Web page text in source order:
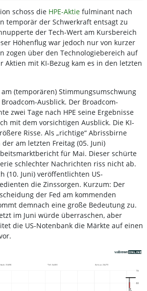
schoss die HPE-Aktie fulminant nach
temporär der Schwerkraft entsagt zu
der Tech-Wert am Kursbereich
Höhenflug war jedoch nur von kurzer
zogen über den Technologiebereich auf
Aktien mit KI-Bezug kam es in den letzten
(temporären) Stimmungsumschwung
Ausblick. Der Broadcom-
zwei Tage nach HPE seine Ergebnisse
mit dem vorsichtigen Ausblick. Die KI-
Risse. Als „richtige“ Abrissbirne
am letzten Freitag (05. Juni)
für Mai. Dieser schürte
schlechter Nachrichten riss nicht ab.
(10. Juni) veröffentlichten US-
die Zinssorgen. Kurzum: Der
der Fed am kommenden
demnach eine große Bedeutung zu.
im Juni würde überraschen, aber
die US-Notenbank die Märkte auf einen